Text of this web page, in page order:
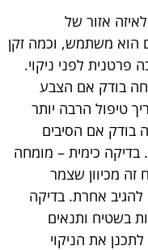
אזור של
הוא משתמש, וכמה זקן
לפני ניקוי.
בודק אם הצבע
טיפול הרבה יותר
בודק אם הסיבים
בדיקה כימית – מומחה
מכיוון שצמר
אחרת. בדיקה
בשטיח ותנאים
את הניקוי